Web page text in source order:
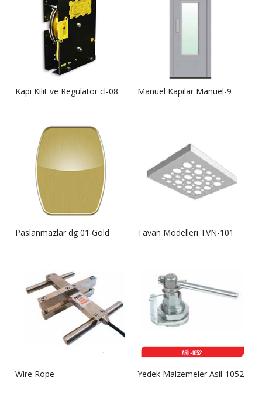
Kapı Kilit ve Regülatör cl-08 Manuel Kapılar Manuel-9
Paslanmazlar dg 01 Gold Tavan Modelleri TVN-101
Wire Rope Yedek Malzemeler Asil-1052